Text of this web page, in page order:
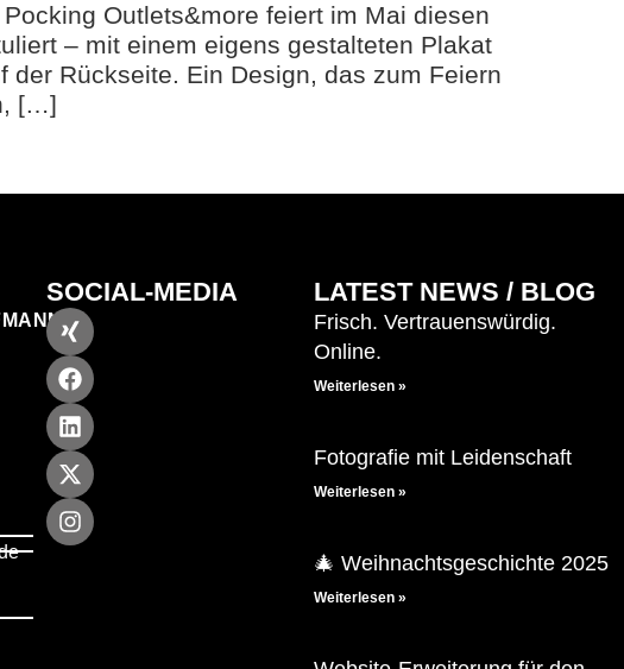
Outlets&more feiert im Mai diesen
– mit einem eigens gestalteten Plakat
Rückseite. Ein Design, das zum Feiern
[…]
SOCIAL-MEDIA LATEST NEWS / BLOG
Frisch. Vertrauenswürdig.
Online.
Weiterlesen »
Fotografie mit Leidenschaft
Weiterlesen »
🎄 Weihnachtsgeschichte 2025
Weiterlesen »